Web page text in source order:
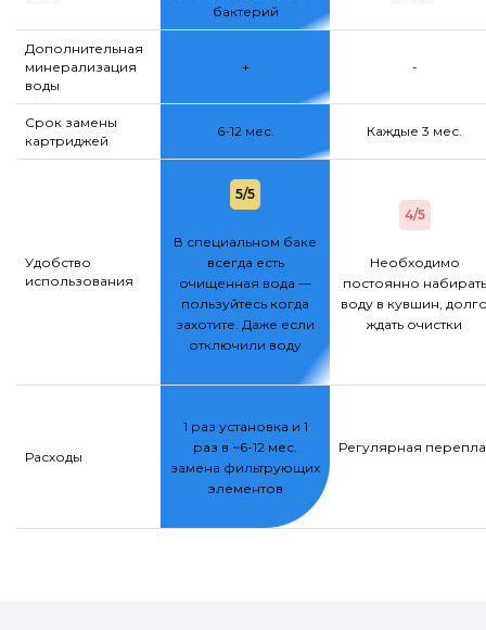
бактерий
Дополнительная
минерализация
воды
+ -
Срок замены
картриджей
6-12 мес. Каждые 3 мес.
Удобство
использования
5/5
В специальном баке
всегда есть
очищенная вода —
пользуйтесь когда
захотите. Даже если
отключили воду
4/5
Необходимо
постоянно набирать
воду в кувшин,
ждать очистки
Расходы
1 раз установка и 1
раз в ~6-12 мес.
замена фильтрующих
элементов
Регулярная